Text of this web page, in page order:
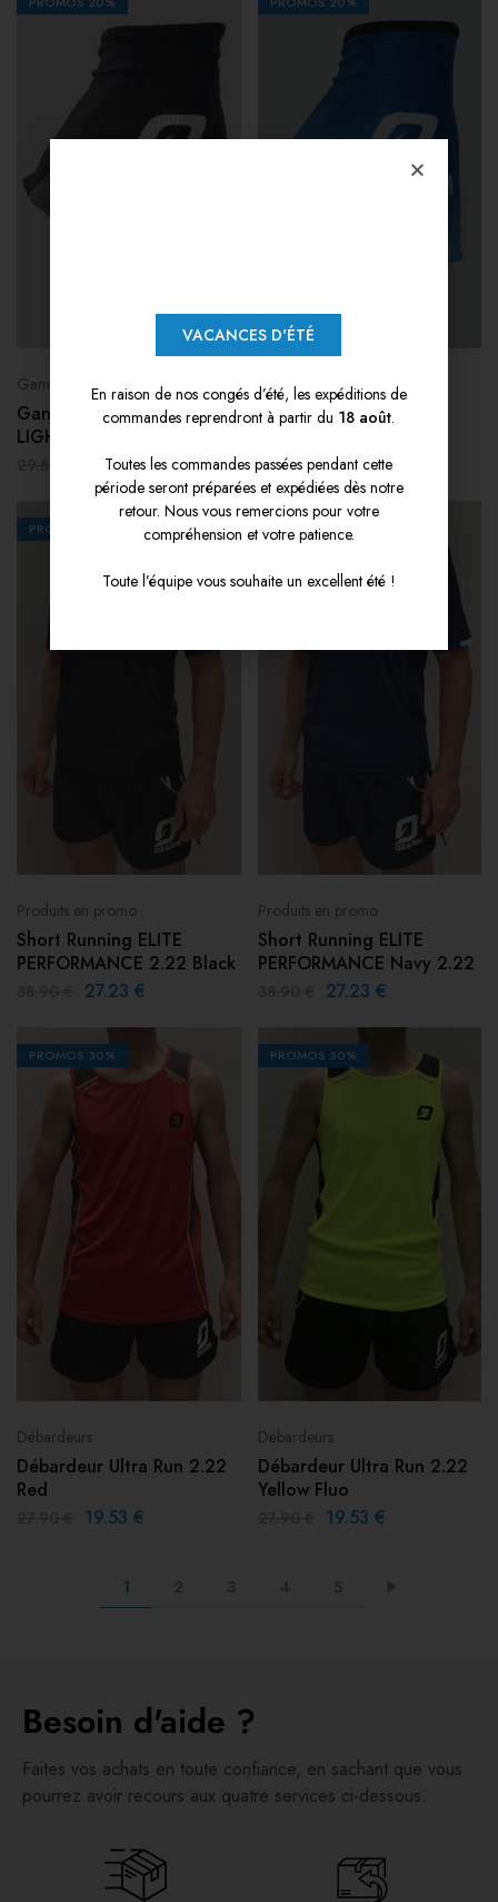
Gammes Cyclisme
Gants été Black X-TREM
LIGHT 2.22
23.84€
Gammes Cyclisme
Gants été Navy Sky X-
29.80 € 23.84€
PROMOS
Produits en promo
Short Running ELITE
PERFORMANCE 2.22 Black
27.23 €
PROMOS30%
Produits en promo
Short Running ELITE
PERFORMANCE Navy 2.22
27.23 €
PROMOS 30%
Débardeurs
Débardeur Ultra Run 2.22
Red
19.53 €
PROMOS 30%
Débardeurs
Débardeur Ultra Run 2.22
Yellow Fluo
19.53 €
1
Besoin d'aide ?
Faites vos achats en toute confiance, en sachant que vous
pourrez avoir recours aux quatre services ci-dessous.
VACANCES D'ÉTÉ
En raison de nos congés d’été, les expéditions de
commandes reprendront à partir du 18 août.
Toutes les commandes passées pendant cette
période seront préparées et expédiées dès notre
retour. Nous vous remercions pour votre
compréhension et votre patience.
Toute l’équipe vous souhaite un excellent été !